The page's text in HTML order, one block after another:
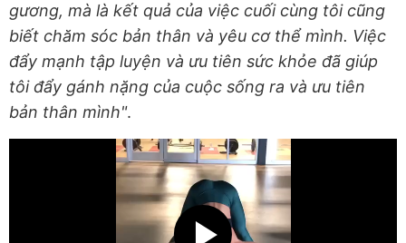
gương, mà là kết quả của việc cuối cùng tôi cũng
biết chăm sóc bản thân và yêu cơ thể mình. Việc
đẩy mạnh tập luyện và ưu tiên sức khỏe đã giúp
tôi đẩy gánh nặng của cuộc sống ra và ưu tiên
bản thân mình".